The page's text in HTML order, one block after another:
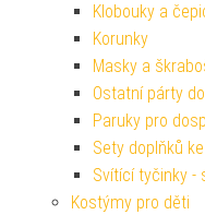
Klobouky a
Korunky
Masky a
Ostatní párty
Paruky pro
Sety doplňků
Svítící tyčinky -
Kostýmy pro děti